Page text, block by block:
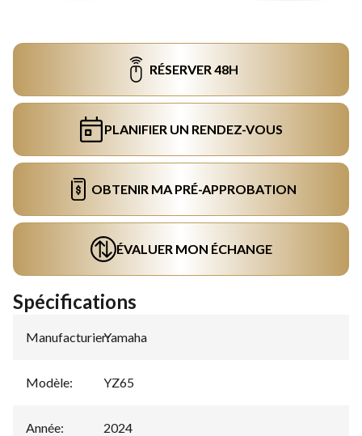
RÉSERVER 48H
PLANIFIER UN RENDEZ-VOUS
OBTENIR MA PRÉ-APPROBATION
ÉVALUER MON ÉCHANGE
Spécifications
Manufacturier:
Yamaha
Modèle: YZ65
Année: 2024